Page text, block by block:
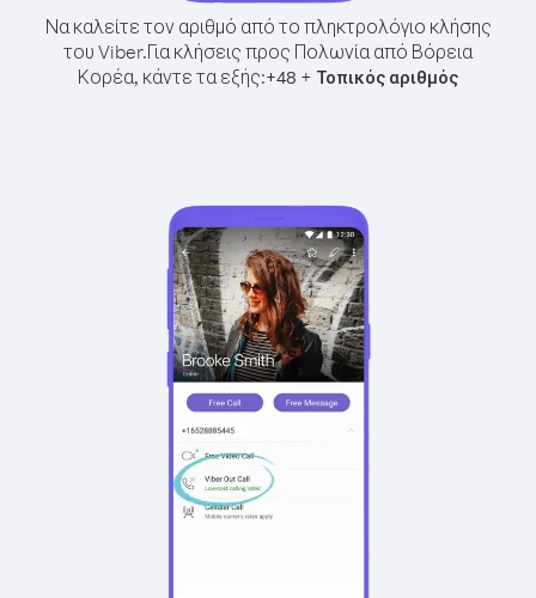
Να καλείτε τον αριθμό από το πληκτρολόγιο κλήσης
του Viber.Για κλήσεις προς Πολωνία από Βόρεια
Κορέα, κάντε τα εξής:+48 + Τοπικός αριθμός